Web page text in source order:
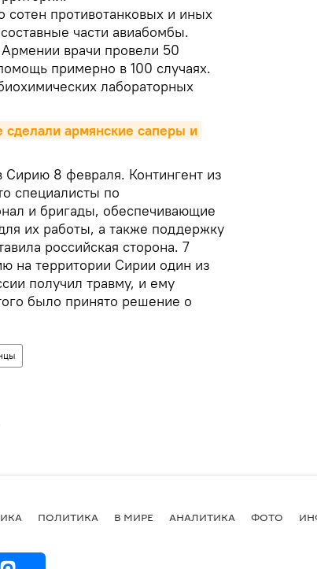
противотанковых и иных
части авиабомбы.
врачи провели 50
примерно в 100 случаях.
лабораторных
сделали армянские саперы и
8 февраля. Контингент из
специалисты по
и бригады, обеспечивающие
их работы, а также поддержку
российская сторона. 7
на территории Сирии один из
получил травму, и ему
было принято решение о
ПОЛИТИКА В МИРЕ АНАЛИТИКА ФОТО